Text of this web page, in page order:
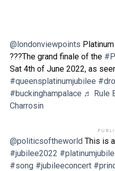
@londonviewpoints
???The grand finale of the
Sat 4th of June 2022, as
#queensplatinumjubilee
#buckinghampalace ♬ Rule
Charrosin
@politicsoftheworldThis is
#jubilee2022
#song #jubileeconcert